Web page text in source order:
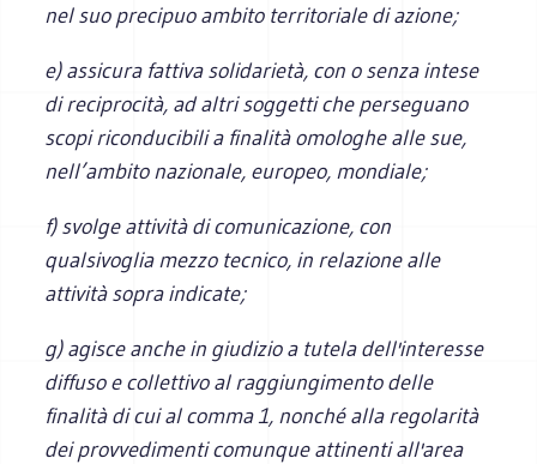
nel suo precipuo ambito territoriale di azione;
e) assicura fattiva solidarietà, con o senza intese
di reciprocità, ad altri soggetti che perseguano
scopi riconducibili a finalità omologhe alle sue,
nell’ambito nazionale, europeo, mondiale;
f) svolge attività di comunicazione, con
qualsivoglia mezzo tecnico, in relazione alle
attività sopra indicate;
g) agisce anche in giudizio a tutela dell'interesse
diffuso e collettivo al raggiungimento delle
finalità di cui al comma 1, nonché alla regolarità
dei provvedimenti comunque attinenti all'area